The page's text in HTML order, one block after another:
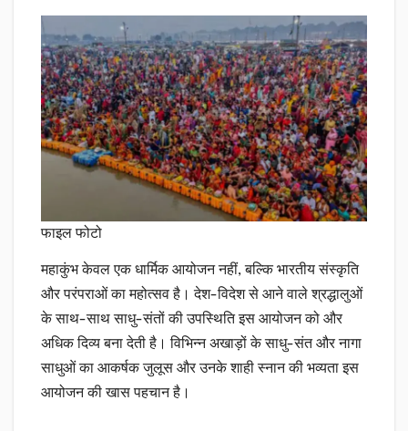
फाइल फोटो
महाकुंभ केवल एक धार्मिक आयोजन नहीं, बल्कि भारतीय संस्कृति
और परंपराओं का महोत्सव है। देश-विदेश से आने वाले श्रद्धालुओं
के साथ-साथ साधु-संतों की उपस्थिति इस आयोजन को और
अधिक दिव्य बना देती है। विभिन्न अखाड़ों के साधु-संत और नागा
साधुओं का आकर्षक जुलूस और उनके शाही स्नान की भव्यता इस
आयोजन की खास पहचान है।